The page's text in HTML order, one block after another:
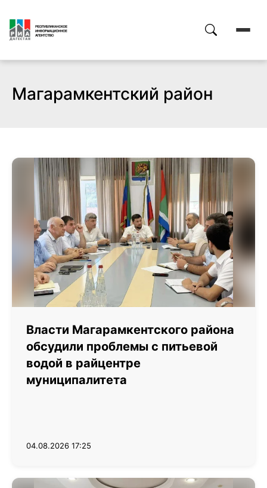
Магарамкентский район
Власти Магарамкентского района
обсудили проблемы с питьевой
водой в райцентре
муниципалитета
04.08.2026 17:25